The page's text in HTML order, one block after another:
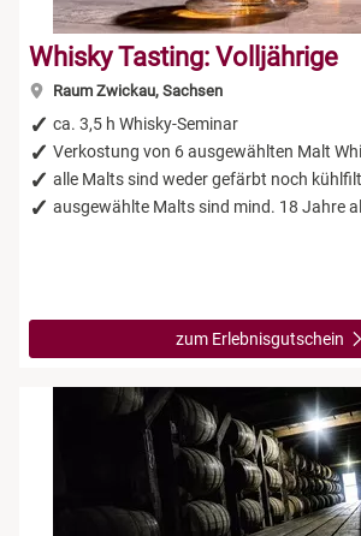
Whisky Tasting: Volljährige
Raum Zwickau, Sachsen
ca. 3,5 h Whisky-Seminar
Verkostung von 6 ausgewählten Malt
alle Malts sind weder gefärbt noch
ausgewählte Malts sind mind. 18 Jahre
zum Erlebnisgutschein